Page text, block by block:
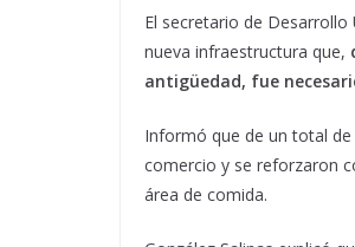
El secretario de Desarrollo
nueva infraestructura que,
antigüedad, fue
Informó que de un total
comercio y se reforzaron
área de comida.